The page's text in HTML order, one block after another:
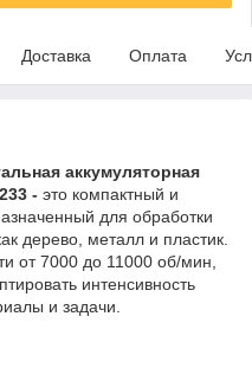
Доставка Оплата
аккумуляторная
- это компактный и
для обработки
дерево, металл и пластик.
от 7000 до 11000 об/мин,
интенсивность
и задачи.